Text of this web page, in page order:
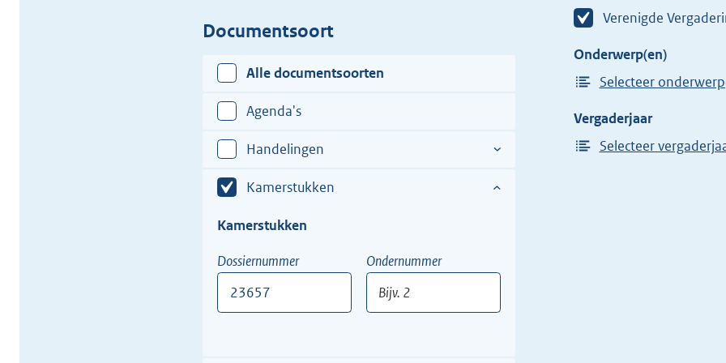
Documentsoort
Alle documentsoorten
Agenda's
Handelingen
Kamerstukken
Kamerstukken
Dossiernummer Ondernummer
Verenigde
Onderwerp(en)
Selecteer
Vergaderjaar
Selecteer